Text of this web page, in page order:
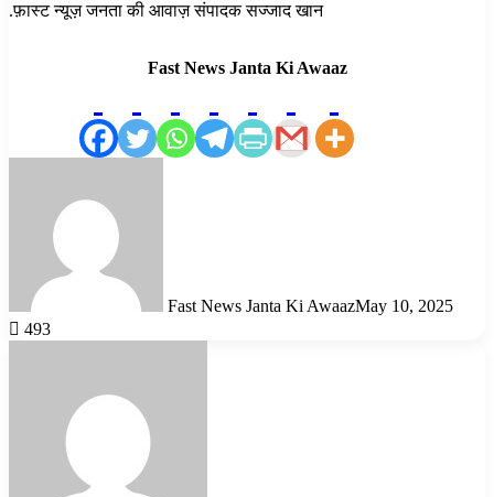
.फ़ास्ट न्यूज़ जनता की आवाज़ संपादक सज्जाद खान
Fast News Janta Ki Awaaz
Fast News Janta Ki AwaazMay 10, 2025
493